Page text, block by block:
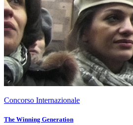
Concorso Internazionale
The Winning Generation